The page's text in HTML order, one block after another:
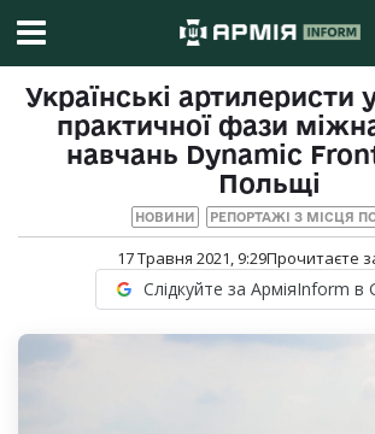
Українські артилеристи
практичної фази
навчань Dynamic
Польщі
НОВИНИ РЕПОРТАЖІ З МІСЦЯ
17 Травня 2021, 9:29Прочитаєте
Слідкуйте за АрміяInform в